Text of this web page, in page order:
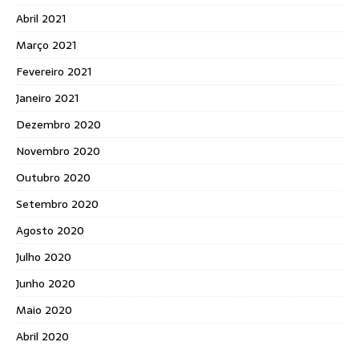
Abril 2021
Março 2021
Fevereiro 2021
Janeiro 2021
Dezembro 2020
Novembro 2020
Outubro 2020
Setembro 2020
Agosto 2020
Julho 2020
Junho 2020
Maio 2020
Abril 2020